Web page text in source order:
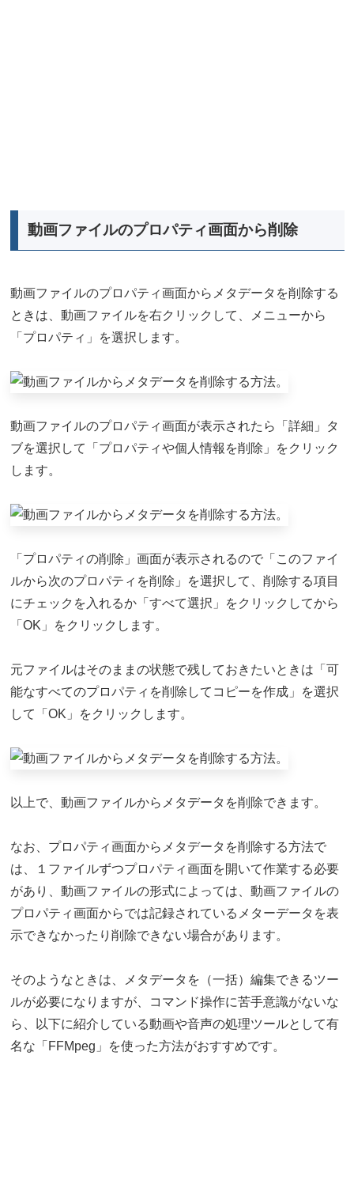
動画ファイルのプロパティ画面から削除
動画ファイルのプロパティ画面からメタデータを削除する
ときは、動画ファイルを右クリックして、メニューから
「プロパティ」を選択します。
動画ファイルのプロパティ画面が表示されたら「詳細」タ
ブを選択して「プロパティや個人情報を削除」をクリック
します。
「プロパティの削除」画面が表示されるので「このファイ
ルから次のプロパティを削除」を選択して、削除する項目
にチェックを入れるか「すべて選択」をクリックしてから
「OK」をクリックします。
元ファイルはそのままの状態で残しておきたいときは「可
能なすべてのプロパティを削除してコピーを作成」を選択
して「OK」をクリックします。
以上で、動画ファイルからメタデータを削除できます。
なお、プロパティ画面からメタデータを削除する方法で
は、１ファイルずつプロパティ画面を開いて作業する必要
があり、動画ファイルの形式によっては、動画ファイルの
プロパティ画面からでは記録されているメターデータを表
示できなかったり削除できない場合があります。
そのようなときは、メタデータを（一括）編集できるツー
ルが必要になりますが、コマンド操作に苦手意識がないな
ら、以下に紹介している動画や音声の処理ツールとして有
名な「FFMpeg」を使った方法がおすすめです。